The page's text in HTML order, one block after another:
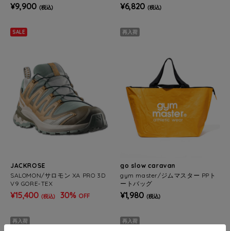
¥9,900 (税込) ¥6,820 (税込)
SALE
JACKROSE
SALOMON/サロモン XA PRO 3D
V9 GORE-TEX
¥15,400 (税込) 30% OFF
再入荷
go slow caravan
gym master/ジムマスター PPト
ートバッグ
¥1,980 (税込)
再入荷 再入荷